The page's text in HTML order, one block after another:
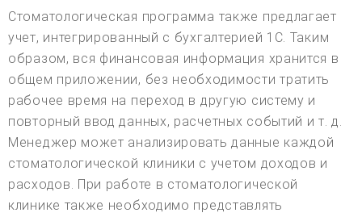
Стоматологическая программа также предлагает
учет, интегрированный с бухгалтерией 1С. Таким
образом, вся финансовая информация хранится в
общем приложении, без необходимости тратить
рабочее время на переход в другую систему и
повторный ввод данных, расчетных событий и т. д.
Менеджер может анализировать данные каждой
стоматологической клиники с учетом доходов и
расходов. При работе в стоматологической
клинике также необходимо представлять